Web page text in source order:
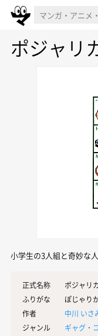
ポジャリ
小学生の3人組と奇妙な
正式名称
ポジャリ
ふりがな
ぽじゃり
作者
中川 いさ
ジャンル
ギャグ・